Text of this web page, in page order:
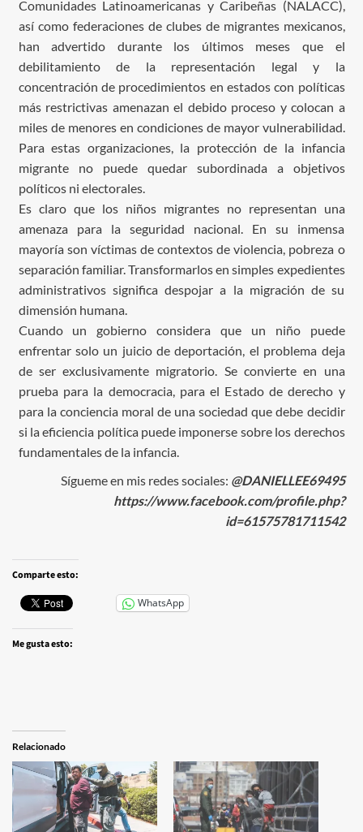
Comunidades Latinoamericanas y Caribeñas (NALACC),
así como federaciones de clubes de migrantes mexicanos,
han advertido durante los últimos meses que el
debilitamiento de la representación legal y la
concentración de procedimientos en estados con políticas
más restrictivas amenazan el debido proceso y colocan a
miles de menores en condiciones de mayor vulnerabilidad.
Para estas organizaciones, la protección de la infancia
migrante no puede quedar subordinada a objetivos
políticos ni electorales.
Es claro que los niños migrantes no representan una
amenaza para la seguridad nacional. En su inmensa
mayoría son víctimas de contextos de violencia, pobreza o
separación familiar. Transformarlos en simples expedientes
administrativos significa despojar a la migración de su
dimensión humana.
Cuando un gobierno considera que un niño puede
enfrentar solo un juicio de deportación, el problema deja
de ser exclusivamente migratorio. Se convierte en una
prueba para la democracia, para el Estado de derecho y
para la conciencia moral de una sociedad que debe decidir
si la eficiencia política puede imponerse sobre los derechos
fundamentales de la infancia.
Sígueme en mis redes sociales: @DANIELLEE69495
https://www.facebook.com/profile.php?
id=61575781711542
Comparte esto:
WhatsApp
Me gusta esto:
Relacionado